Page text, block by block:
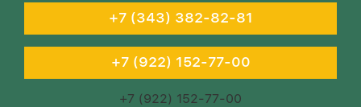
+7 (343) 382-82-81
+7 (922) 152-77-00
+7 (922) 152-77-00